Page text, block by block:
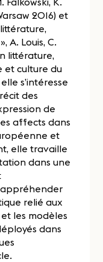
2016) et
A. Louis, C.
littérature,
et culture du
s’intéresse
des
de
affects dans
et
elle travaille
dans une
relié aux
les modèles
dans